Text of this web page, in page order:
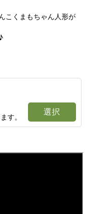
こくまもちゃん人形が
す。
選択